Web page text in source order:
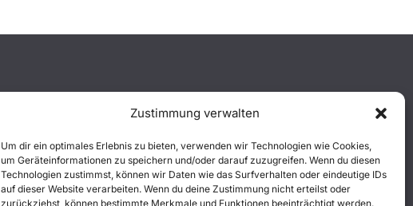
Zustimmung verwalten
Um dir ein optimales Erlebnis zu bieten, verwenden wir Technologien wie Cookies,
um Geräteinformationen zu speichern und/oder darauf zuzugreifen. Wenn du diesen
Technologien zustimmst, können wir Daten wie das Surfverhalten oder eindeutige IDs
auf dieser Website verarbeiten. Wenn du deine Zustimmung nicht erteilst oder
zurückziehst, können bestimmte Merkmale und Funktionen beeinträchtigt werden.